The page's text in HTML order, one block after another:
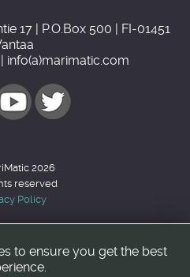
17 | P.O.Box 500 | FI-01451
info(a)marimatic.com
2026
reserved
Policy
to top
to ensure you get the best